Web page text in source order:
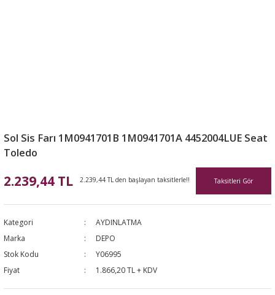
Sol Sis Farı 1M0941701B 1M0941701A 4452004LUE Seat
Toledo
2.239,44 TL 2.239,44 TL den başlayan taksitlerle!! Taksitleri Gör
Kategori
AYDINLATMA
Marka
DEPO
Stok Kodu
Y06995
Fiyat
1.866,20 TL + KDV